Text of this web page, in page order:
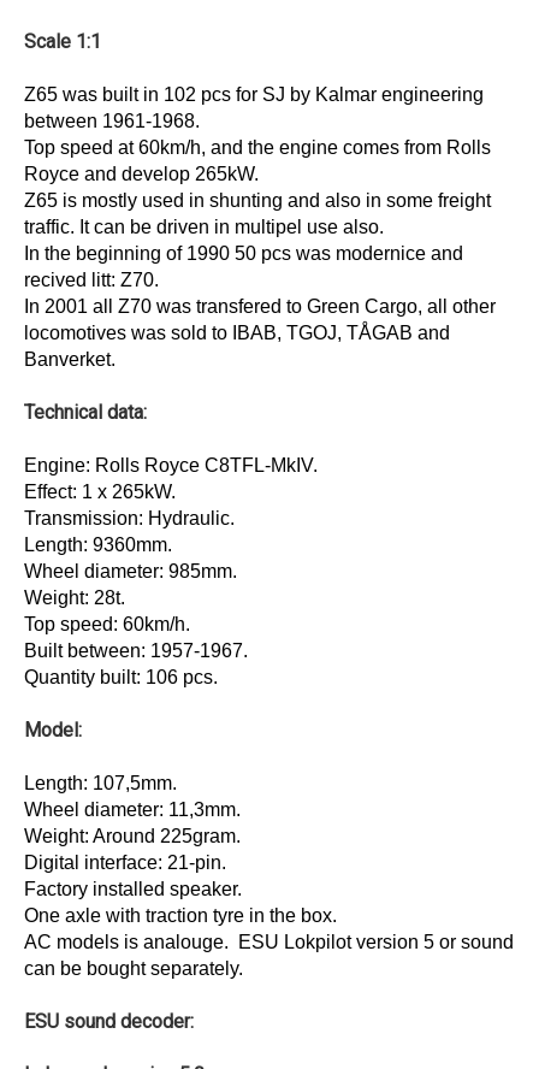
Scale 1:1
Z65 was built in 102 pcs for SJ by Kalmar engineering
between 1961-1968.
Top speed at 60km/h, and the engine comes from Rolls
Royce and develop 265kW.
Z65 is mostly used in shunting and also in some freight
traffic. It can be driven in multipel use also.
In the beginning of 1990 50 pcs was modernice and
recived litt: Z70.
In 2001 all Z70 was transfered to Green Cargo, all other
locomotives was sold to IBAB, TGOJ, TÅGAB and
Banverket.
Technical data:
Engine: Rolls Royce C8TFL-MkIV.
Effect: 1 x 265kW.
Transmission: Hydraulic.
Length: 9360mm.
Wheel diameter: 985mm.
Weight: 28t.
Top speed: 60km/h.
Built between: 1957-1967.
Quantity built: 106 pcs.
Model:
Length: 107,5mm.
Wheel diameter: 11,3mm.
Weight: Around 225gram.
Digital interface: 21-pin.
Factory installed speaker.
One axle with traction tyre in the box.
AC models is analouge. ESU Lokpilot version 5 or sound
can be bought separately.
ESU sound decoder: